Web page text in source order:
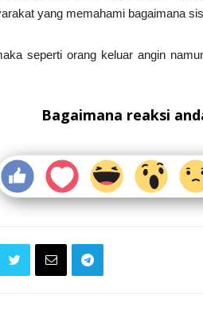
yang memahami bagaimana
seperti orang keluar angin
Bagaimana reaksi